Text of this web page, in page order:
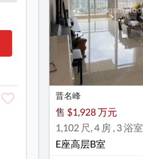
晋名峰
售 $1,928 万元
1,102 尺, 4 房 , 3 浴室
E座高层B室